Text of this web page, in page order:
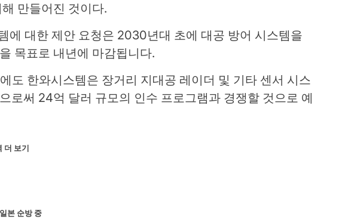
만들어진 것이다.
에 대한 제안 요청은 2030년대 초에 대공 방어 시스템을
목표로 내년에 마감됩니다.
도 한와시스템은 장거리 지대공 레이더 및 기타 센서 시스
로써 24억 달러 규모의 인수 프로그램과 경쟁할 것으로 예
더 보기
본 순방 중